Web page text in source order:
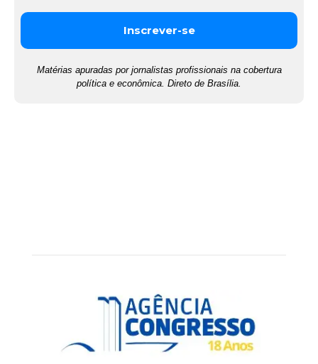
Matérias apuradas por jornalistas profissionais na cobertura
política e econômica. Direto de Brasília.